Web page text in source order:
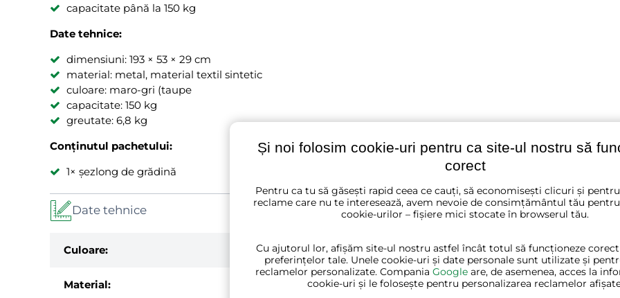
capacitate până la 150 kg
Date tehnice:
dimensiuni: 193 × 53 × 29 cm
material: metal, material textil sintetic
culoare: maro-gri (taupe
capacitate: 150 kg
greutate: 6,8 kg
Conținutul pachetului:
1× șezlong de grădină
Date tehnice
Culoare: bej, maro
Material: oțel, textile
Și noi folosim cookie-uri pentru ca site-ul nostru să
corect
Pentru ca tu să găsești rapid ceea ce cauți, să economisești clicuri și
reclame care nu te interesează, avem nevoie de consimțământul tău
cookie-urilor – fișiere mici stocate în browserul tău.
Cu ajutorul lor, afișăm site-ul nostru astfel încât totul să funcționeze
preferințelor tale. Unele cookie-uri și date personale sunt utilizate și
reclamelor personalizate. Compania Google are, de asemenea, acces la
cookie-uri și le folosește pentru personalizarea reclamelor